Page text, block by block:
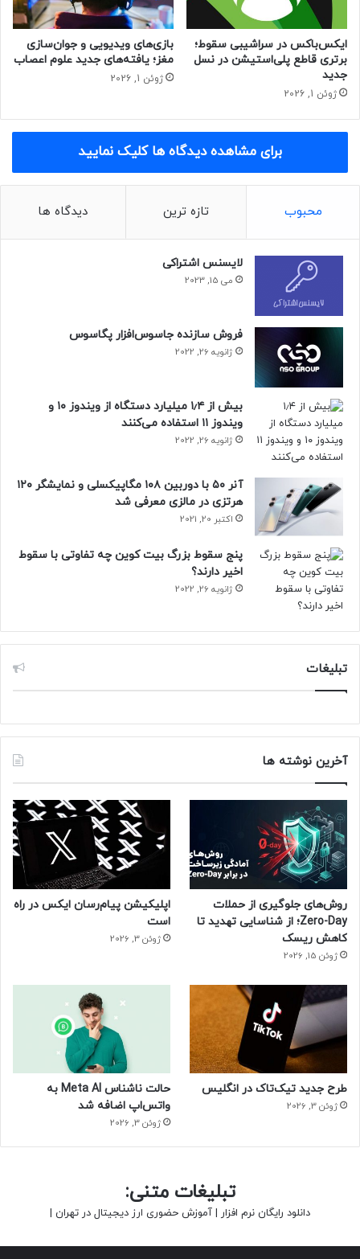
این رقابت‌ها مشوق بزرگی برای بخش تفریحات ورزشی و
الکترونیکی عربستان سعودی خواهد بود و جوایزی که برای آن در
نظر گرفته شده‌اند، بزرگ‌ترین جوایز تاریخ بازی‌های رایانه‌ای
خواهند بود.
جزئیات این رقابت‌ها اوایل سال ۲۰۲۴ اعلام خواهد شد.
در ساخت بازی‌ها
جام جهانی بازی‌های رایانه‌ای ۲۰۲۴
ایکس‌باکس در سراشیبی سقوط؛
برتری قاطع پلی‌استیشن در نسل
جدید
ژوئن 1, 2026
بازی‌های ویدیویی و جوان‌سازی
مغز؛ یافته‌های جدید علوم اعصاب
ژوئن 1, 2026
برای مشاهده دیدگاه ها کلیک نمایید
محبوب تازه ترین دیدگاه ها
لایسنس اشتراکی
می 15, 2023
فروش سازنده جاسوس‌افزار پگاسوس
ژانویه 26, 2022
بیش از ۱٫۴ میلیارد دستگاه از ویندوز ۱۰ و
ویندوز ۱۱ استفاده می‌کنند
ژانویه 26, 2022
آنر ۵۰ با دوربین ۱۰۸ مگاپیکسلی و نمایشگر ۱۲۰
هرتزی در مالزی معرفی شد
اکتبر 20, 2021
پنج سقوط بزرگ بیت کوین چه تفاوتی با سقوط
اخیر دارند؟
ژانویه 26, 2022
تبلیغات
آخرین نوشته ها
روش‌های جلوگیری از حملات
Zero-Day؛ از شناسایی تهدید تا
کاهش ریسک
ژوئن 15, 2026
اپلیکیشن پیام‌رسان ایکس در راه
است
ژوئن 3, 2026
طرح جدید تیک‌تاک در انگلیس
ژوئن 3, 2026
حالت ناشناس Meta AI به
واتس‌اپ اضافه شد
ژوئن 3, 2026
تبلیغات متنی:
دانلود رایگان نرم افزار | آموزش حضوری ارز دیجیتال در تهران |